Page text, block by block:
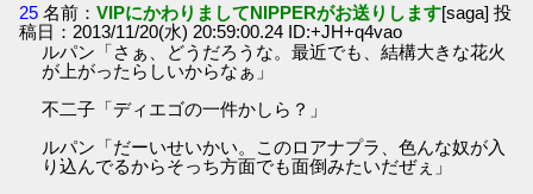
25 名前：VIPにかわりましてNIPPERがお送りします[saga] 投
稿日：2013/11/20(水) 20:59:00.24 ID:+JH+q4vao
ルパン「さぁ、どうだろうな。最近でも、結構大きな花火
が上がったらしいからなぁ」
不二子「ディエゴの一件かしら？」
ルパン「だーいせいかい。このロアナプラ、色んな奴が入
り込んでるからそっち方面でも面倒みたいだぜぇ」